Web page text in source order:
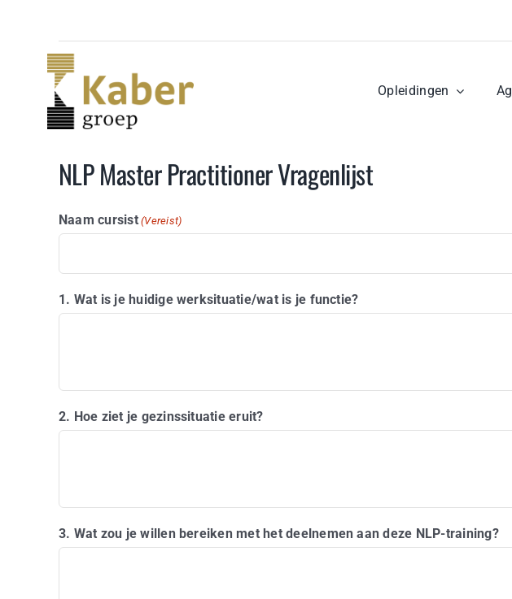
Opleidingen
NLP Master Practitioner Vragenlijst
Naam cursist (Vereist)
1. Wat is je huidige werksituatie/wat is je functie?
2. Hoe ziet je gezinssituatie eruit?
3. Wat zou je willen bereiken met het deelnemen aan deze NLP-training?